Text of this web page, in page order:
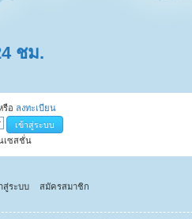
ชม.
รือ ลงทะเบียน
เซสชั่น
สู่ระบบ สมัครสมาชิก